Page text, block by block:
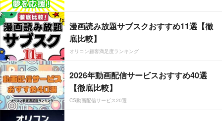
漫画読み放題サブスクおすすめ11選【徹
底比較】
オリコン顧客満足度ランキング
2026年動画配信サービスおすすめ40選
【徹底比較】
CS動画配信サービス20選